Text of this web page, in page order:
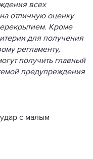
всех
отличную оценку
Кроме
для получения
регламенту,
получить главный
предупреждения
с малым